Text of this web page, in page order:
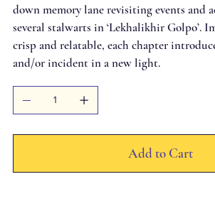
down memory lane revisiting events and
several stalwarts in ‘Lekhalikhir Golpo’.
crisp and relatable, each chapter
and/or incident in a new light.
Add to Cart